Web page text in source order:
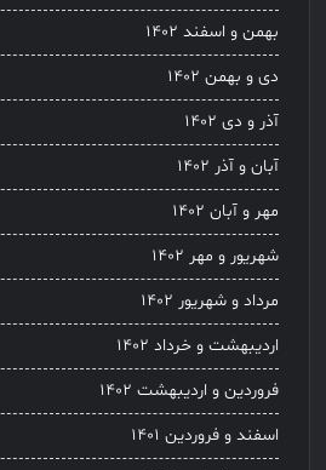
بهمن و اسفند ۱۴۰۲
دی و بهمن ۱۴۰۲
آذر و دی ۱۴۰۲
آبان و آذر ۱۴۰۲
مهر و آبان ۱۴۰۲
شهریور و مهر ۱۴۰۲
مرداد و شهریور ۱۴۰۲
اردیبهشت و خرداد ۱۴۰۲
فروردین و اردیبهشت ۱۴۰۲
اسفند و فروردین ۱۴۰۱